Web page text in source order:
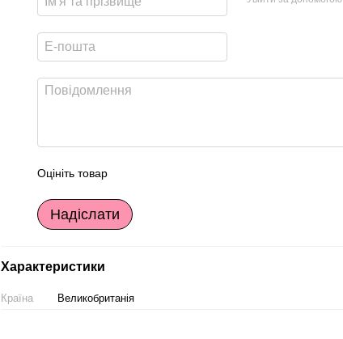
Оцініть товар
Надіслати
Характеристики
Країна Великобританія